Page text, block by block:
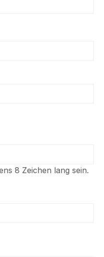
8 Zeichen lang sein.